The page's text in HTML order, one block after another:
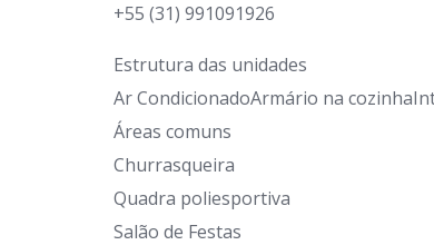
+55 (31) 991091926
Estrutura das unidades
Ar CondicionadoArmário na
Áreas comuns
Churrasqueira
Quadra poliesportiva
Salão de Festas